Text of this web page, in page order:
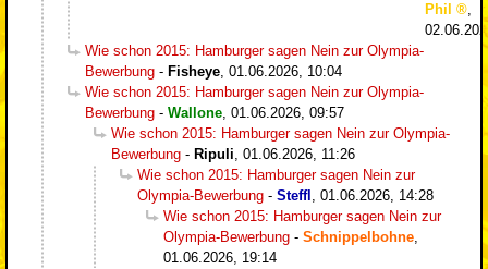
Phil
,
Wie schon 2015: Hamburger sagen Nein zur Olympia-
Bewerbung - Fisheye, 01.06.2026, 10:04
Wie schon 2015: Hamburger sagen Nein zur Olympia-
Bewerbung - Wallone, 01.06.2026, 09:57
Wie schon 2015: Hamburger sagen Nein zur Olympia-
Bewerbung - Ripuli, 01.06.2026, 11:26
Wie schon 2015: Hamburger sagen Nein zur
Olympia-Bewerbung - Steffl , 01.06.2026, 14:28
Wie schon 2015: Hamburger sagen Nein zur
Olympia-Bewerbung - Schnippelbohne,
01.06.2026, 19:14